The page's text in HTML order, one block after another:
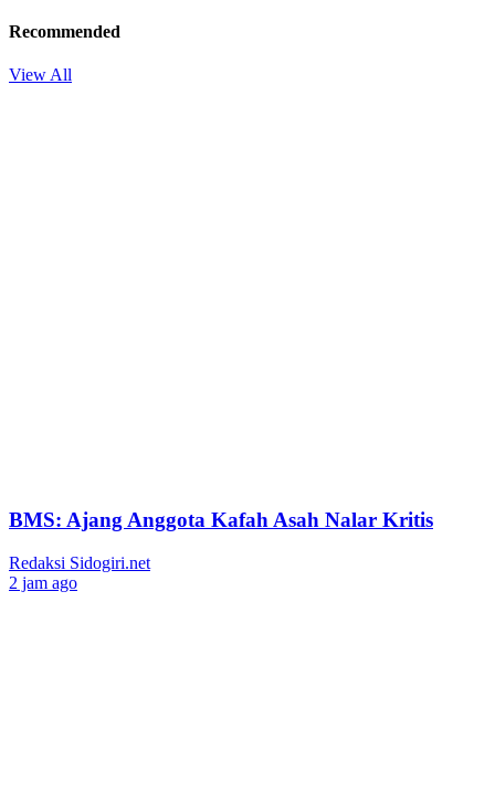
Recommended
View All
BMS: Ajang Anggota Kafah Asah Nalar Kritis
Redaksi Sidogiri.net
2 jam ago